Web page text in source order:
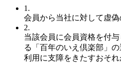
1.
会員から当社に対して虚偽
2.
当該会員に会員資格を付
る「百年のいえ倶楽部」
利用に支障をきたすおそ